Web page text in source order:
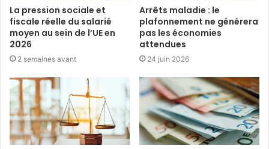
La pression sociale et
fiscale réelle du salarié
moyen au sein de l’UE en
2026
2 semaines avant
Arrêts maladie : le
plafonnement ne générera
pas les économies
attendues
24 juin 2026